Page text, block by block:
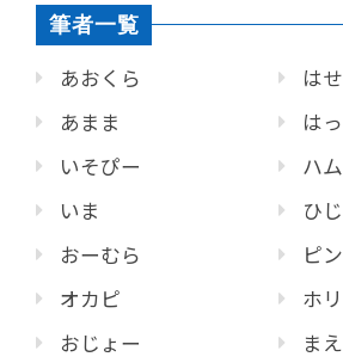
筆者一覧
あおくら
あまま
いそぴー
いま
おーむら
オカピ
おじょー
は
は
ハ
ひ
ピ
ホリ
ま